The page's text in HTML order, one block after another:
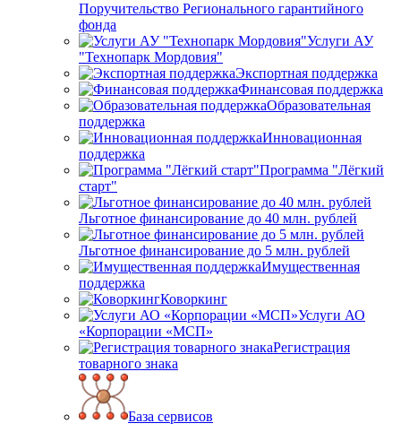
Поручительство Регионального гарантийного
фонда
Услуги АУ
"Технопарк Мордовия"
Экспортная поддержка
Финансовая поддержка
Образовательная
поддержка
Инновационная
поддержка
Программа "Лёгкий
старт"
Льготное финансирование до 40 млн. рублей
Льготное финансирование до 5 млн. рублей
Имущественная
поддержка
Коворкинг
Услуги АО
«Корпорации «МСП»
Регистрация
товарного знака
База сервисов